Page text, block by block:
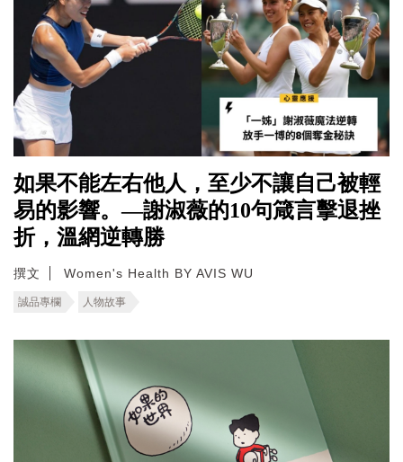
如果不能左右他人，至少不讓自己被輕
易的影響。—謝淑薇的10句箴言擊退挫
折，溫網逆轉勝
撰文 Women's Health BY AVIS WU
誠品專欄 人物故事